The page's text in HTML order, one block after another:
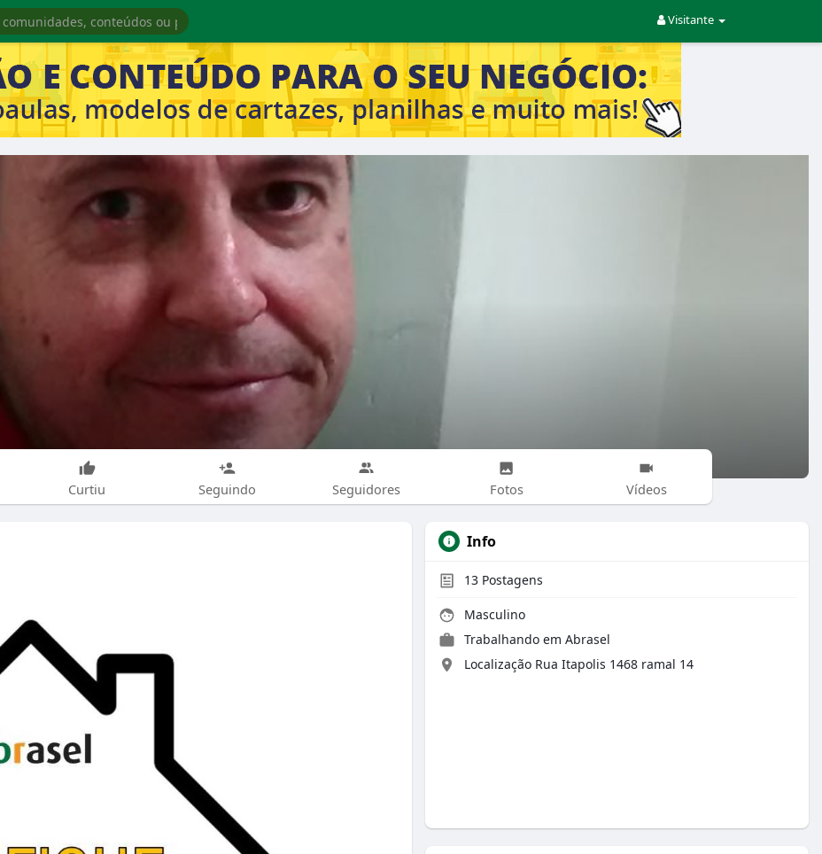
Visitante
Curtiu Seguindo Seguidores Fotos Vídeos
Info
13 Postagens
Masculino
Trabalhando em Abrasel
Localização Rua Itapolis 1468 ramal 14